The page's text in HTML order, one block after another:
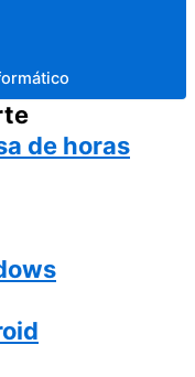
de horas